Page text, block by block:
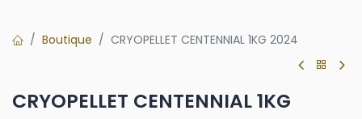
Boutique CRYOPELLET CENTENNIAL 1KG 2024
CRYOPELLET CENTENNIAL 1KG